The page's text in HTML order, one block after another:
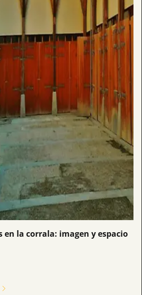
en la corrala: imagen y espacio